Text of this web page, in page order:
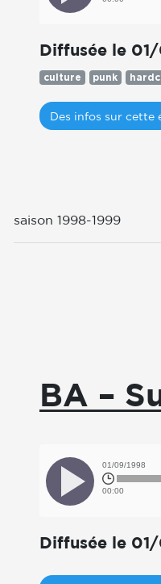
Diffusée le
culture punk
Des infos sur cette
saison 1998-1999
BA –
01/09/1998
00:00
Diffusée le